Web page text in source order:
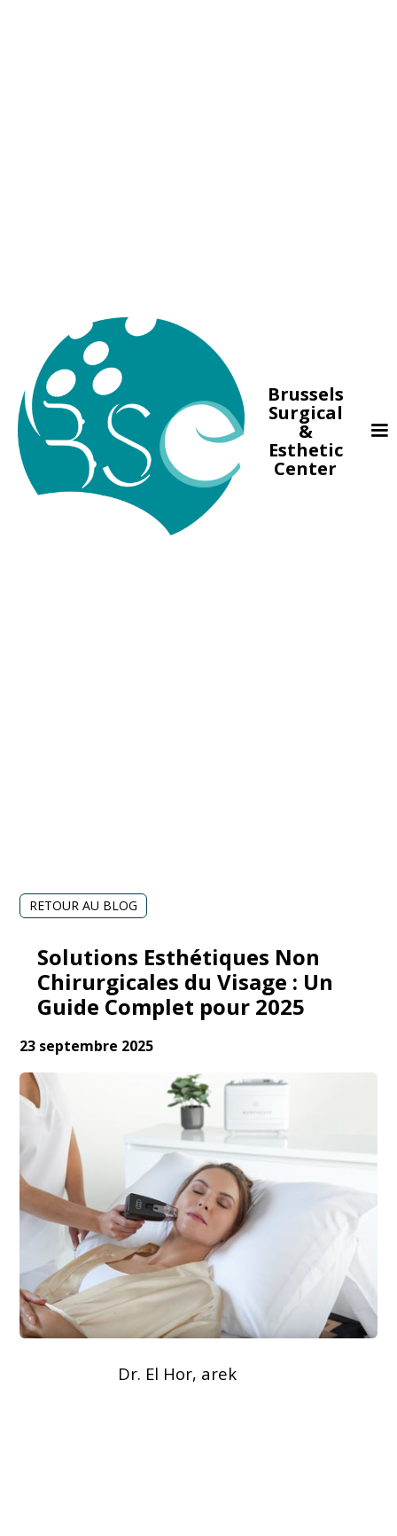
Brussels
Surgical
&
Esthetic
Center
RETOUR AU BLOG
Solutions Esthétiques Non
Chirurgicales du Visage : Un
Guide Complet pour 2025
23 septembre 2025
Dr. El Hor, arek